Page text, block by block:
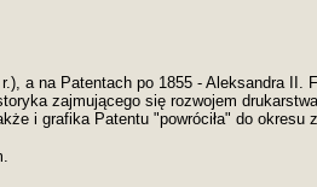
a na Patentach po 1855 - Aleksandra
zajmującego się rozwojem
i grafika Patentu "powróciła" do okresu